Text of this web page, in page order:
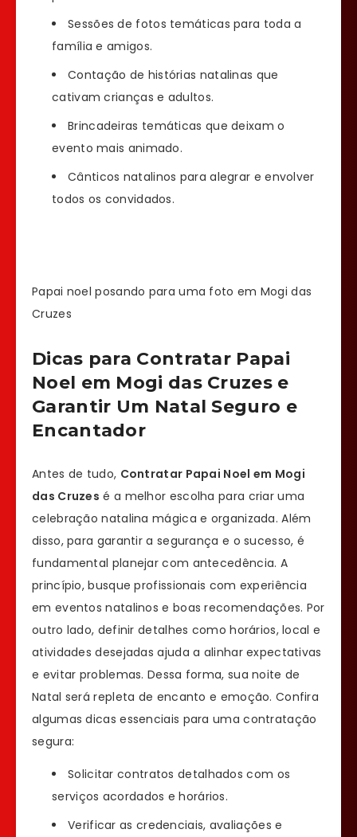
Sessões de fotos temáticas para toda a
família e amigos.
Contação de histórias natalinas que
cativam crianças e adultos.
Brincadeiras temáticas que deixam o
evento mais animado.
Cânticos natalinos para alegrar e envolver
todos os convidados.
Papai noel posando para uma foto em Mogi das
Cruzes
Dicas para Contratar Papai
Noel em Mogi das Cruzes e
Garantir Um Natal Seguro e
Encantador
Antes de tudo, Contratar Papai Noel em Mogi
das Cruzes é a melhor escolha para criar uma
celebração natalina mágica e organizada. Além
disso, para garantir a segurança e o sucesso, é
fundamental planejar com antecedência. A
princípio, busque profissionais com experiência
em eventos natalinos e boas recomendações. Por
outro lado, definir detalhes como horários, local e
atividades desejadas ajuda a alinhar expectativas
e evitar problemas. Dessa forma, sua noite de
Natal será repleta de encanto e emoção. Confira
algumas dicas essenciais para uma contratação
segura:
Solicitar contratos detalhados com os
serviços acordados e horários.
Verificar as credenciais, avaliações e